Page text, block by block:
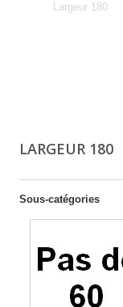
Largeur 180
LARGEUR 180
Sous-catégories